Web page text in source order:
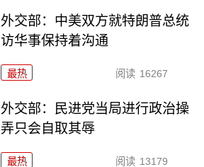
外交部：中美双方就特朗普总统
访华事保持着沟通
最热 阅读 16267
外交部：民进党当局进行政治操
弄只会自取其辱
最热 阅读 13179